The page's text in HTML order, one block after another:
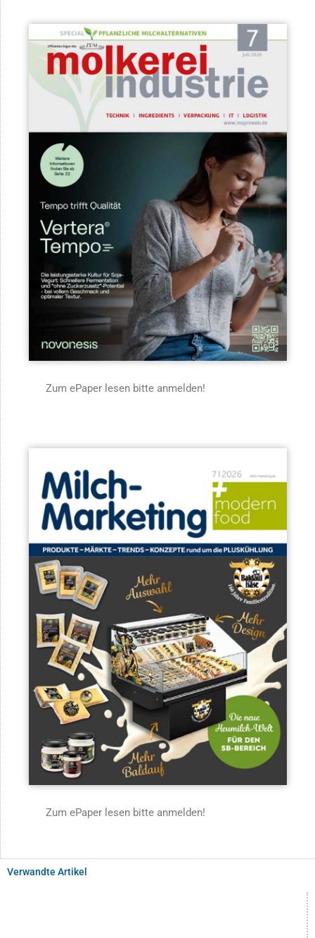
Zum ePaper lesen bitte anmelden!
Zum ePaper lesen bitte anmelden!
Verwandte Artikel